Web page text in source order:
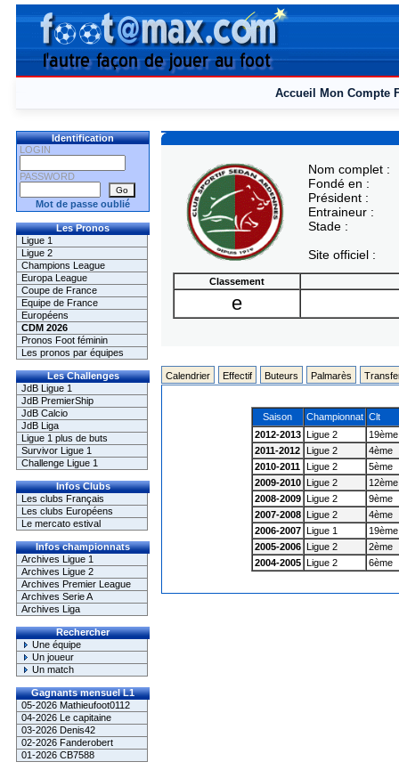
Accueil Mon Compte
Identification
LOGIN
PASSWORD
Mot de passe oublié
Les Pronos
Ligue 1
Ligue 2
Champions League
Europa League
Coupe de France
Equipe de France
Européens
CDM 2026
Pronos Foot féminin
Les pronos par équipes
Les Challenges
JdB Ligue 1
JdB PremierShip
JdB Calcio
JdB Liga
Ligue 1 plus de buts
Survivor Ligue 1
Challenge Ligue 1
Infos Clubs
Les clubs Français
Les clubs Européens
Le mercato estival
Infos championnats
Archives Ligue 1
Archives Ligue 2
Archives Premier League
Archives Serie A
Archives Liga
Rechercher
Une équipe
Un joueur
Un match
Gagnants mensuel L1
05-2026 Mathieufoot0112
04-2026 Le capitaine
03-2026 Denis42
02-2026 Fanderobert
01-2026 CB7588
Nom complet :
Fondé en :
Président :
Entraineur :
Stade :
Site officiel :
Classement
e
Calendrier Effectif Buteurs Palmarès
Saison Championnat Clt
2012-2013 Ligue 2
19ème
2011-2012
Ligue 2
4ème
2010-2011 Ligue 2
5ème
2009-2010
Ligue 2
12ème
2008-2009 Ligue 2
9ème
2007-2008
Ligue 2
4ème
2006-2007 Ligue 1
19ème
2005-2006
Ligue 2
2ème
2004-2005 Ligue 2 6ème